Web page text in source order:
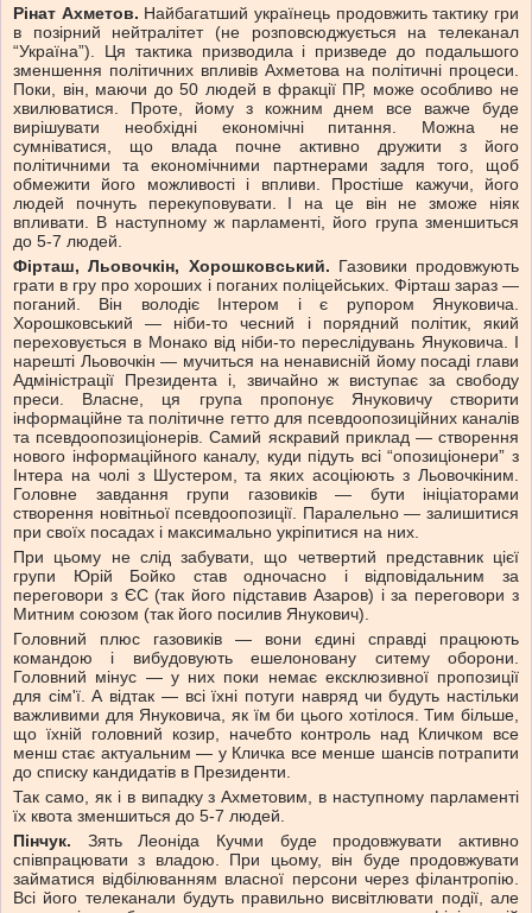
Рінат Ахметов. Найбагатший українець продовжить тактику гри
в позірний нейтралітет (не розповсюджується на телеканал
“Україна”). Ця тактика призводила і призведе до подальшого
зменшення політичних впливів Ахметова на політичні процеси.
Поки, він, маючи до 50 людей в фракції ПР, може особливо не
хвилюватися. Проте, йому з кожним днем все важче буде
вирішувати необхідні економічні питання. Можна не
сумніватися, що влада почне активно дружити з його
політичними та економічними партнерами задля того, щоб
обмежити його можливості і впливи. Простіше кажучи, його
людей почнуть перекуповувати. І на це він не зможе ніяк
впливати. В наступному ж парламенті, його група зменшиться
до 5-7 людей.
Фірташ, Льовочкін, Хорошковський. Газовики продовжують
грати в гру про хороших і поганих поліцейських. Фірташ зараз —
поганий. Він володіє Інтером і є рупором Януковича.
Хорошковський — ніби-то чесний і порядний політик, який
переховується в Монако від ніби-то переслідувань Януковича. І
нарешті Льовочкін — мучиться на ненависній йому посаді глави
Адміністрації Президента і, звичайно ж виступає за свободу
преси. Власне, ця група пропонує Януковичу створити
інформаційне та політичне гетто для псевдоопозиційних каналів
та псевдоопозиціонерів. Самий яскравий приклад — створення
нового інформаційного каналу, куди підуть всі “опозиціонери” з
Інтера на чолі з Шустером, та яких асоціюють з Льовочкіним.
Головне завдання групи газовиків — бути ініціаторами
створення новітньої псевдоопозиції. Паралельно — залишитися
при своїх посадах і максимально укріпитися на них.
При цьому не слід забувати, що четвертий представник цієї
групи Юрій Бойко став одночасно і відповідальним за
переговори з ЄС (так його підставив Азаров) і за переговори з
Митним союзом (так його посилив Янукович).
Головний плюс газовиків — вони єдині справді працюють
командою і вибудовують ешелоновану ситему оборони.
Головний мінус — у них поки немає ексклюзивної пропозиції
для сім'ї. А відтак — всі їхні потуги навряд чи будуть настільки
важливими для Януковича, як їм би цього хотілося. Тим більше,
що їхній головний козир, начебто контроль над Кличком все
менш стає актуальним — у Кличка все менше шансів потрапити
до списку кандидатів в Президенти.
Так само, як і в випадку з Ахметовим, в наступному парламенті
їх квота зменшиться до 5-7 людей.
Пінчук. Зять Леоніда Кучми буде продовжувати активно
співпрацювати з владою. При цьому, він буде продовжувати
займатися відбілюванням власної персони через філантропію.
Всі його телеканали будуть правильно висвітлювати події, але